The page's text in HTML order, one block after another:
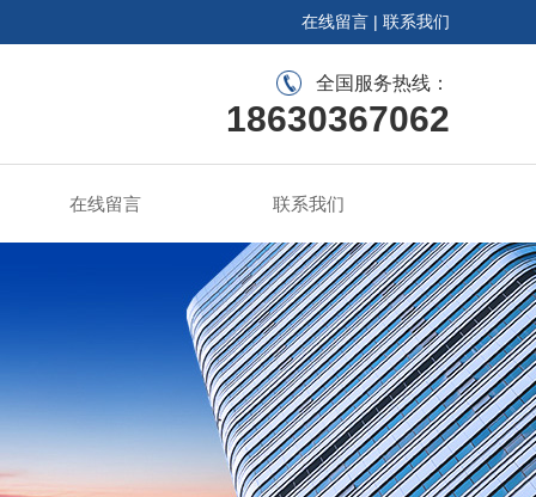
在线留言 | 联系我们
全国服务热线：
18630367062
在线留言 联系我们